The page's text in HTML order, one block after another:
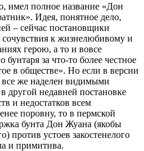
имел полное название «Дон
Идея, понятное дело,
– сейчас постановщики
сочувствия к жизнелюбивому и
герою, а то и вовсе
бунтаря за что-то более честное
в обществе». Но если в версии
же наделен видимыми
другой недавней постановке
и недостатков всем
поровну, то в пермской
бунта Дон Жуана (якобы
против устоев закостенелого
и примитива.